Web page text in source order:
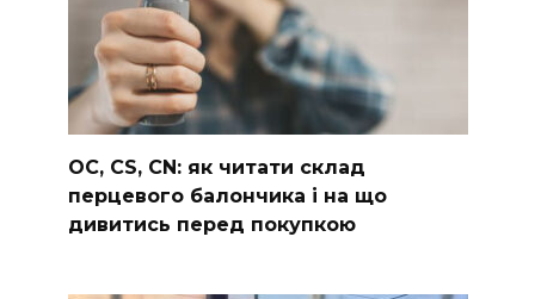
OC, CS, CN: як читати склад
перцевого балончика і на що
дивитись перед покупкою